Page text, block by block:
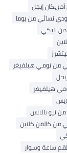
إيجل
من بوما
هيلفيغر
بالانس
كلاين
وسوار